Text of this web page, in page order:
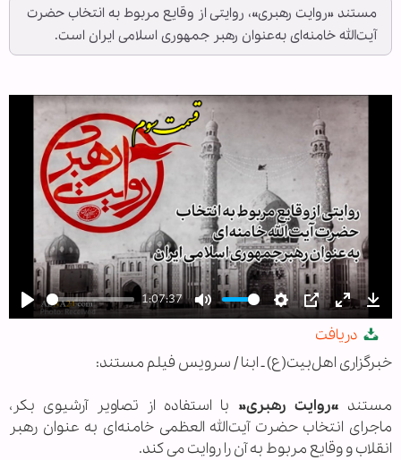
مستند «روایت رهبری»، روایتی از وقایع مربوط به انتخاب حضرت
آیت‌الله خامنه‌ای به‌عنوان رهبر جمهوری اسلامی ایران است.
Play
1:07:37
Mute Settings
PIP Enter
دریافت
خبرگزاری اهل‌بیت(ع) ـ ابنا / سرویس فیلم مستند:
مستند «روایت رهبری» با استفاده از تصاویر آرشیوی بکر،
ماجرای انتخاب حضرت آیت‌الله العظمی خامنه‌ای به عنوان رهبر
انقلاب و وقایع مربوط به آن را روایت می کند.